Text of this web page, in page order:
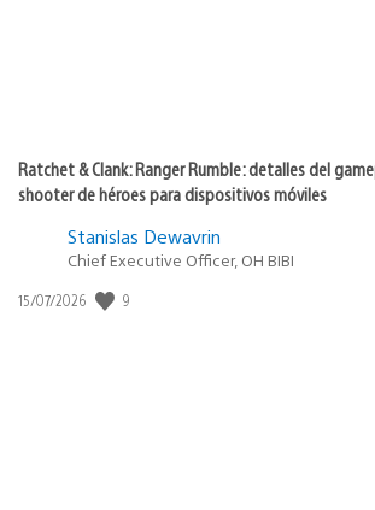
Ratchet & Clank: Ranger Rumble: detalles del
shooter de héroes para dispositivos móviles
Stanislas Dewavrin
Chief Executive Officer, OH BIBI
Fecha
15/07/2026 9